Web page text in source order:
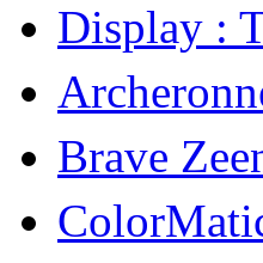
Display :
Brave